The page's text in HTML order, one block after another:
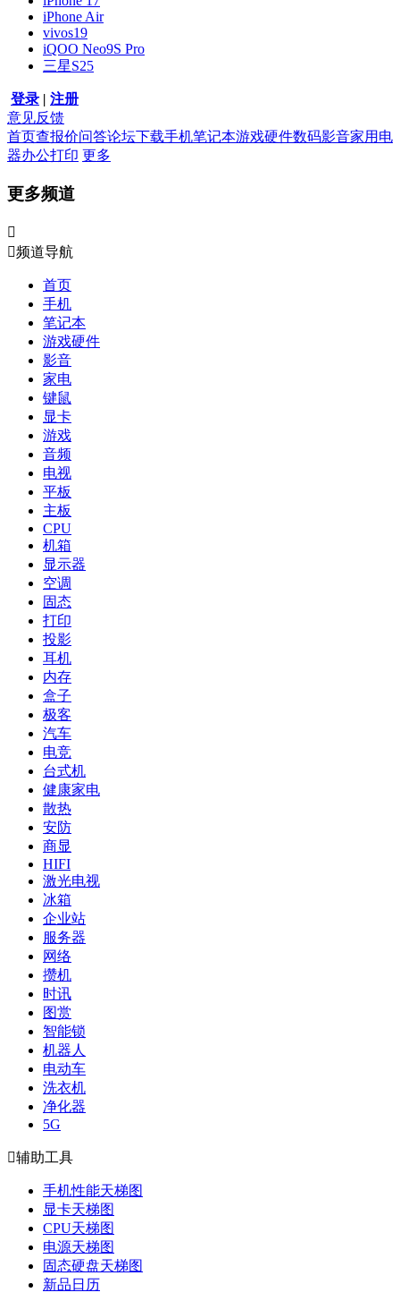
iPhone Air
vivos19
iQOO Neo9S Pro
三星S25
登录 | 注册
意见反馈
首页查报价问答论坛下载手机笔记本游戏硬件数码影音家用电
器办公打印 更多
更多频道

频道导航
首页
手机
笔记本
游戏硬件
影音
家电
键鼠
显卡
游戏
音频
电视
平板
主板
CPU
机箱
显示器
空调
固态
打印
投影
耳机
内存
盒子
极客
汽车
电竞
台式机
健康家电
散热
安防
商显
HIFI
激光电视
冰箱
企业站
服务器
网络
攒机
时讯
图赏
智能锁
机器人
电动车
洗衣机
净化器
5G
辅助工具
手机性能天梯图
显卡天梯图
CPU天梯图
电源天梯图
固态硬盘天梯图
新品日历